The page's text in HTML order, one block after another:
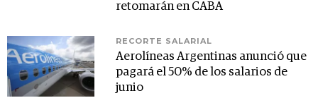
retomarán en CABA
RECORTE SALARIAL
Aerolíneas Argentinas anunció que
pagará el 50% de los salarios de
junio